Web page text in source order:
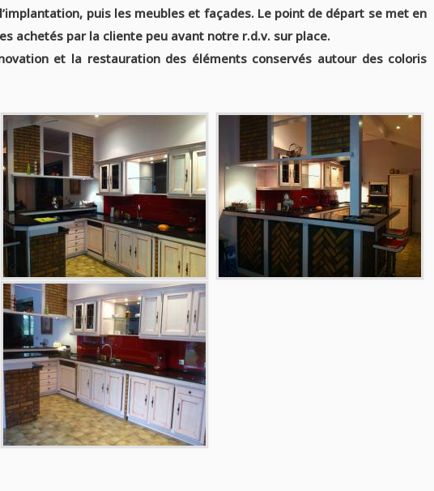
puis les meubles et façades. Le point de départ se met en
achetés par la cliente peu avant notre r.d.v. sur place.
et la restauration des éléments conservés autour des coloris